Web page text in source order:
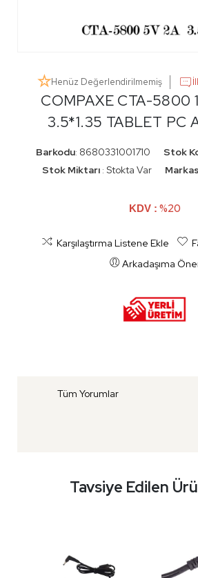
COMPAXE CTA-5800
3.5*1.35 TABLET PC
Henüz Değerlendirilmemiş
Barkodu: 8680331001710 Stok
Stok Miktarı : Stokta Var
KDV : %20
Karşılaştırma Listene Ekle
Arkadaşıma
Tüm Yorumlar
Tavsiye Edilen